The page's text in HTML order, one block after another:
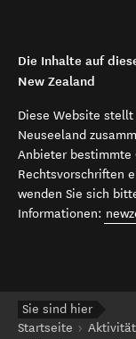
Die Inhalte auf
New Zealand
Diese Website
Neuseeland
Anbieter bestimmte
Rechtsvorschriften
wenden Sie sich
Informationen:
Sie sind hier
Startseite